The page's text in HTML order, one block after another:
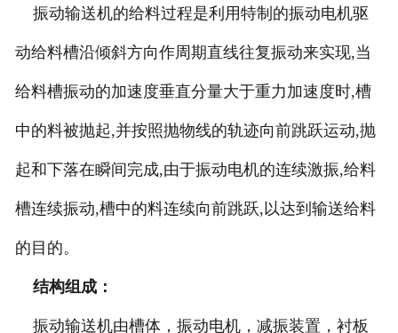
振动输送机的给料过程是利用特制的振动电机驱
动给料槽沿倾斜方向作周期直线往复振动来实现,当
给料槽振动的加速度垂直分量大于重力加速度时,槽
中的料被抛起,并按照抛物线的轨迹向前跳跃运动,抛
起和下落在瞬间完成,由于振动电机的连续激振,给料
槽连续振动,槽中的料连续向前跳跃,以达到输送给料
的目的。
结构组成：
振动输送机由槽体，振动电机，减振装置，衬板